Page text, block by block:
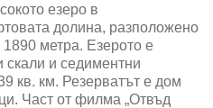
езеро в
долина, разположено
метра. Езерото е
скали и седиментни
кв. км. Резерватът е дом
Част от филма „Отвъд